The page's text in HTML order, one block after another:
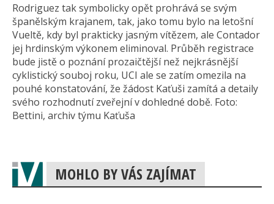
Rodriguez tak symbolicky opět prohrává se svým
španělským krajanem, tak, jako tomu bylo na letošní
Vueltě, kdy byl prakticky jasným vítězem, ale Contador
jej hrdinským výkonem eliminoval. Průběh registrace
bude jistě o poznání prozaičtější než nejkrásnější
cyklistický souboj roku, UCI ale se zatím omezila na
pouhé konstatování, že žádost Kaťuši zamítá a detaily
svého rozhodnutí zveřejní v dohledné době. Foto:
Bettini, archiv týmu Kaťuša
MOHLO BY VÁS ZAJÍMAT